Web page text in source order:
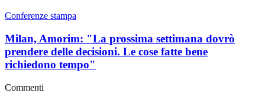
Conferenze stampa
Milan, Amorim: "La prossima settimana dovrò
prendere delle decisioni. Le cose fatte bene
richiedono tempo"
Commenti